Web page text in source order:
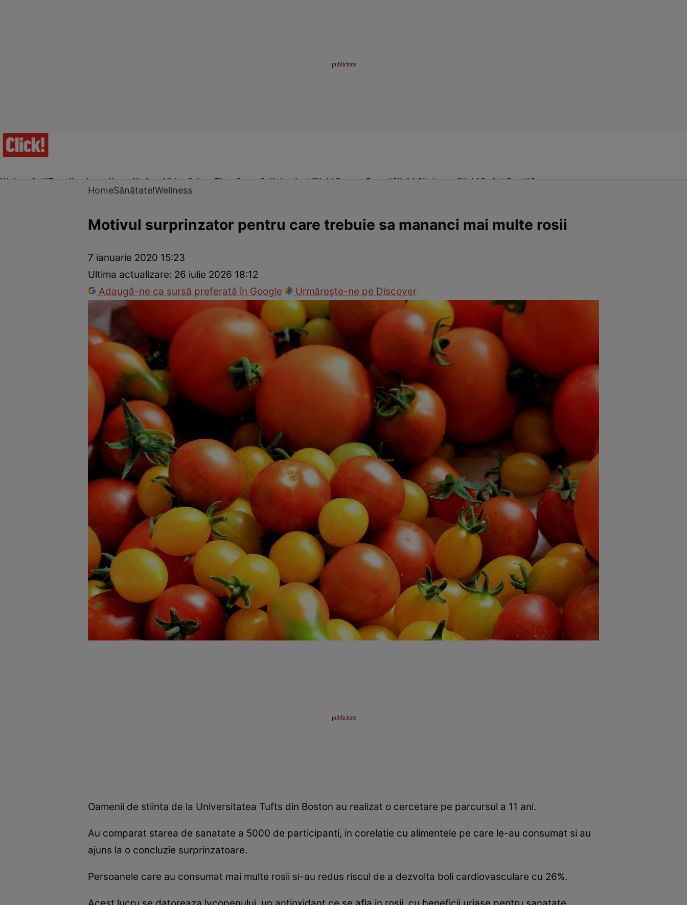
Ultima Oră!Trending Actualitate Vedete Video Prime Time SportStil de viațăClick! Pentru FemeiClick! Sănătate Click! Poftă Bună!Contact
Prevenție și tratament Remedii naturisteMedicii răspund
HomeSănătate!Wellness
Motivul surprinzator pentru care trebuie sa mananci mai multe rosii
7 ianuarie 2020 15:23
Ultima actualizare: 26 iulie 2026 18:12
Adaugă-ne ca sursă preferată în Google
Urmărește-ne pe Discover
Oamenii de stiinta de la Universitatea Tufts din Boston au realizat o cercetare pe parcursul a 11 ani.
Au comparat starea de sanatate a 5000 de participanti, in corelatie cu alimentele pe care le-au consumat si au
ajuns la o concluzie surprinzatoare.
Persoanele care au consumat mai multe rosii si-au redus riscul de a dezvolta boli cardiovasculare cu 26%.